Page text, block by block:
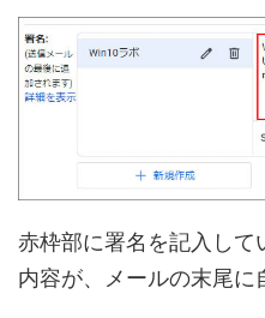
赤枠部に署名を記入して
内容が、メールの末尾に